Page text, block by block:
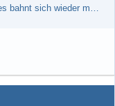
Erstes TTSC Rennen im neuen Jahr und es bahnt sich wieder mal eine Rekordteilnehmerzahl an